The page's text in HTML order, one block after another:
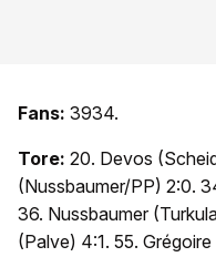
Fans: 3934.
Tore: 20. Devos
(Nussbaumer/PP) 2:0.
36. Nussbaumer
(Palve) 4:1. 55.